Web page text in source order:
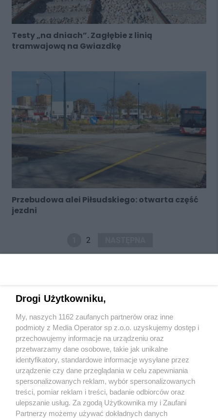
Testy „na dniach”. Zagłębie z linią
tramwajową na Gwiazdkę
Przebudowa alei Piłsudskiego: otwarta część
jezdni
2
Wydawca mediówlokalnych
Nie zapomnij
zapoznać się z:
polityką prywatności
Twojemiasto Skontaktuj się z nami
Drogi Użytkowniku,
My, naszych 1162 zaufanych partnerów oraz inne
podmioty z Media Operator sp z.o.o. uzyskujemy dostęp i
przechowujemy informacje na urządzeniu oraz
przetwarzamy dane osobowe, takie jak unikalne
identyfikatory, standardowe informacje wysyłane przez
urządzenie czy dane przeglądania w celu zapewniania
spersonalizowanych reklam, wybór spersonalizowanych
treści, pomiar reklam i treści, badanie odbiorców oraz
ulepszanie usług. Za zgodą Użytkownika my i Zaufani
Partnerzy możemy używać dokładnych danych